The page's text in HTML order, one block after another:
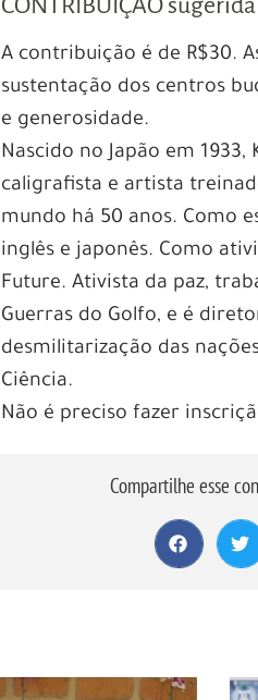
Estilo e Sucesso:
Brasil!
Você já se perguntou
sucesso? No mundo das
glamourosa e inovadora,
Neste artigo, vamos
como elas podem ser uma
Desde os jogos de cassino
Cbet oferece uma ampla
plataforma se destaca pelo
experiência de jogo única.
parte dessa comunidade
chave para o seu sucesso
A história da Cbet:
Brasil trazendo todo o
glamourosa e inovadora, a
A contribuição é de R$30.
sustentação dos centros
e generosidade.
Nascido no Japão em
caligrafista e artista
mundo há 50 anos. Como
inglês e japonês. Como
Future. Ativista da paz,
Guerras do Golfo, e é
desmilitarização das
Ciência.
Não é preciso fazer
Compartilhe esse